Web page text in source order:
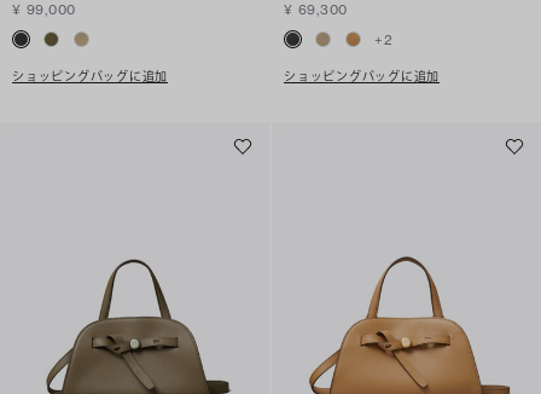
¥ 99,000
ショッピングバッグに追加
¥ 69,300
+2
ショッピングバッグに追加